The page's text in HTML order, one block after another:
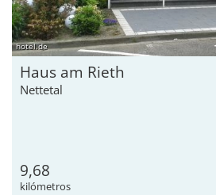
hotel.de
Haus am Rieth
Nettetal
9,68
kilómetros